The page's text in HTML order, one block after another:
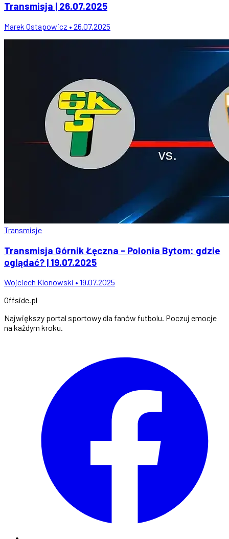
Transmisja | 26.07.2025
Marek Ostapowicz • 26.07.2025
Transmisje
Transmisja Górnik Łęczna - Polonia Bytom: gdzie
oglądać? | 19.07.2025
Wojciech Klonowski • 19.07.2025
Offside.pl
Największy portal sportowy dla fanów futbolu. Poczuj emocje
na każdym kroku.